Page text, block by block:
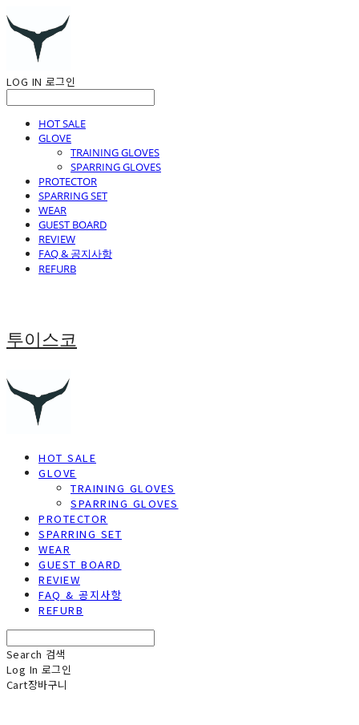
LOG IN 로그인
HOT SALE
GLOVE
TRAINING GLOVES
SPARRING GLOVES
PROTECTOR
SPARRING SET
WEAR
GUEST BOARD
REVIEW
FAQ & 공지사항
REFURB
투이스코
HOT SALE
GLOVE
TRAINING GLOVES
SPARRING GLOVES
PROTECTOR
SPARRING SET
WEAR
GUEST BOARD
REVIEW
FAQ & 공지사항
REFURB
Search 검색
Log In 로그인
Cart장바구니